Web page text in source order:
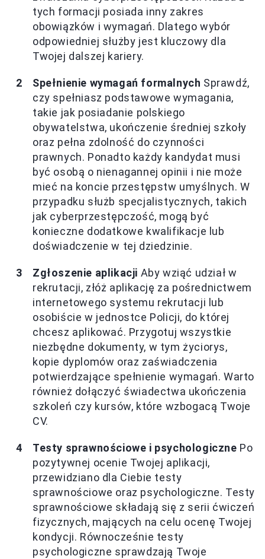
tych formacji posiada inny zakres
obowiązków i wymagań. Dlatego wybór
odpowiedniej służby jest kluczowy dla
Twojej dalszej kariery.
Spełnienie wymagań formalnych Sprawdź,
czy spełniasz podstawowe wymagania,
takie jak posiadanie polskiego
obywatelstwa, ukończenie średniej szkoły
oraz pełna zdolność do czynności
prawnych. Ponadto każdy kandydat musi
być osobą o nienagannej opinii i nie może
mieć na koncie przestępstw umyślnych. W
przypadku służb specjalistycznych, takich
jak cyberprzestępczość, mogą być
konieczne dodatkowe kwalifikacje lub
doświadczenie w tej dziedzinie.
Zgłoszenie aplikacji Aby wziąć udział w
rekrutacji, złóż aplikację za pośrednictwem
internetowego systemu rekrutacji lub
osobiście w jednostce Policji, do której
chcesz aplikować. Przygotuj wszystkie
niezbędne dokumenty, w tym życiorys,
kopie dyplomów oraz zaświadczenia
potwierdzające spełnienie wymagań. Warto
również dołączyć świadectwa ukończenia
szkoleń czy kursów, które wzbogacą Twoje
CV.
Testy sprawnościowe i psychologiczne Po
pozytywnej ocenie Twojej aplikacji,
przewidziano dla Ciebie testy
sprawnościowe oraz psychologiczne. Testy
sprawnościowe składają się z serii ćwiczeń
fizycznych, mających na celu ocenę Twojej
kondycji. Równocześnie testy
psychologiczne sprawdzają Twoje